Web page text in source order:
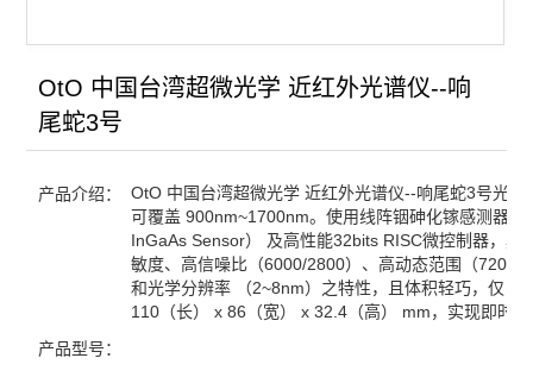
OtO 中国台湾超微光学 近红外光谱仪--响
尾蛇3号
产品介绍：
OtO 中国台湾超微光学 近红外光谱仪--响尾蛇3号光谱
可覆盖 900nm~1700nm。使用线阵铟砷化镓感测器
InGaAs Sensor） 及高性能32bits RISC微控制器，具
敏度、高信噪比（6000/2800）、高动态范围（7200/
和光学分辨率 （2~8nm）之特性，且体积轻巧，仅
110（长） x 86（宽） x 32.4（高） mm，实现即时
产品型号：